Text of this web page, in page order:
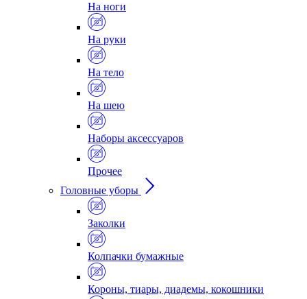
На ноги
На руки
На тело
На шею
Наборы аксессуаров
Прочее
Головные уборы
Заколки
Колпачки бумажные
Короны, тиары, диадемы, кокошники